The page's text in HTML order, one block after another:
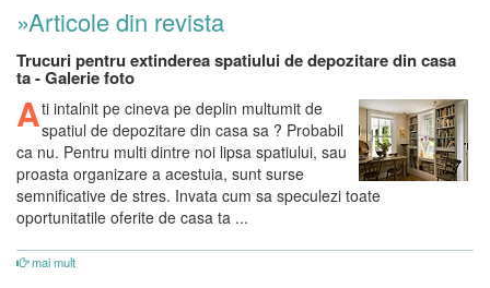
»Articole din revista
Trucuri pentru extinderea spatiului de depozitare din casa
ta - Galerie foto
Ati intalnit pe cineva pe deplin multumit de
spatiul de depozitare din casa sa ? Probabil
ca nu. Pentru multi dintre noi lipsa spatiului, sau
proasta organizare a acestuia, sunt surse
semnificative de stres. Invata cum sa speculezi toate
oportunitatile oferite de casa ta ...
mai mult